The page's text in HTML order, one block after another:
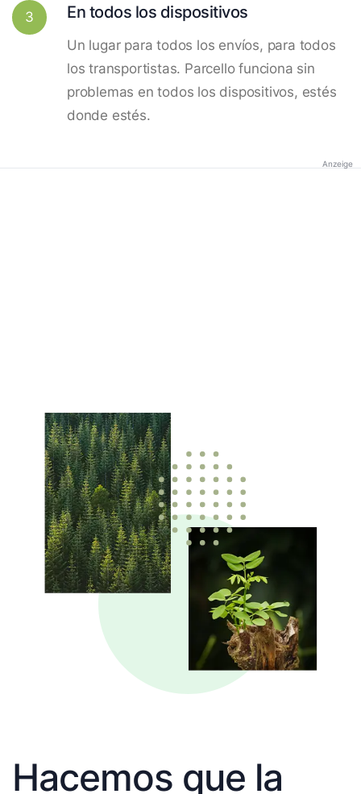
3 En todos los dispositivos
Un lugar para todos los envíos, para todos
los transportistas. Parcello funciona sin
problemas en todos los dispositivos, estés
donde estés.
Anzeige
Hacemos que la